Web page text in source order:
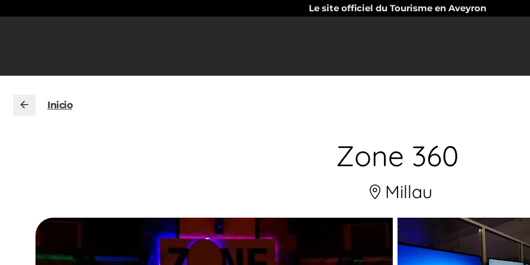
Le site officiel du Tourisme en Aveyron
Inicio
Zone 360
Millau